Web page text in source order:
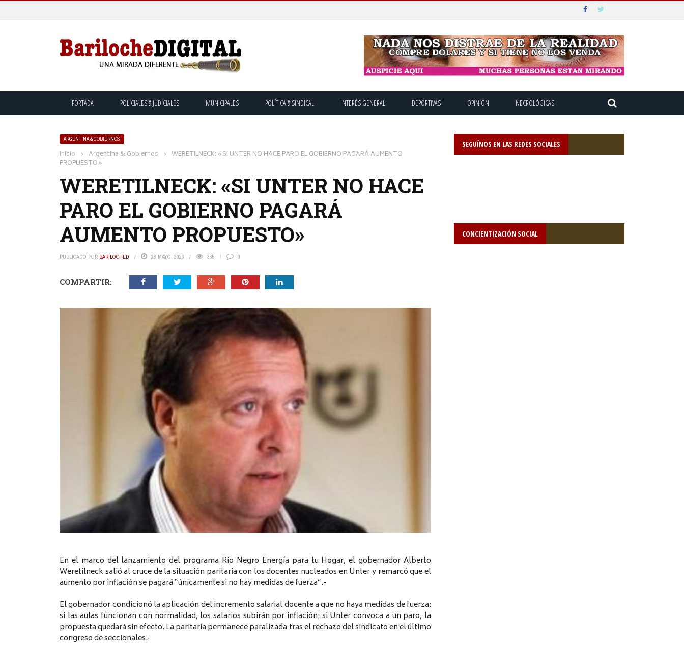
PORTADA POLICIALES & JUDICIALES MUNICIPALES POLÍTICA & SINDICAL INTERÉS GENERAL DEPORTIVAS OPINIÓN NECROLÓGICAS
ARGENTINA & GOBIERNOS
Inicio › Argentina & Gobiernos › WERETILNECK: «SI UNTER NO HACE PARO EL GOBIERNO PAGARÁ AUMENTO
PROPUESTO»
WERETILNECK: «SI UNTER NO HACE
PARO EL GOBIERNO PAGARÁ
AUMENTO PROPUESTO»
PUBLICADO POR BARILOCHED 28 MAYO, 2026 365 0
COMPARTIR:
En el marco del lanzamiento del programa Río Negro Energía para tu Hogar, el gobernador Alberto
Weretilneck salió al cruce de la situación paritaria con los docentes nucleados en Unter y remarcó que el
aumento por inflación se pagará “únicamente si no hay medidas de fuerza”.-
El gobernador condicionó la aplicación del incremento salarial docente a que no haya medidas de fuerza:
si las aulas funcionan con normalidad, los salarios subirán por inflación; si Unter convoca a un paro, la
propuesta quedará sin efecto. La paritaria permanece paralizada tras el rechazo del sindicato en el último
congreso de seccionales.-
SEGUÍNOS EN LAS REDES SOCIALES
CONCIENTIZACIÓN SOCIAL